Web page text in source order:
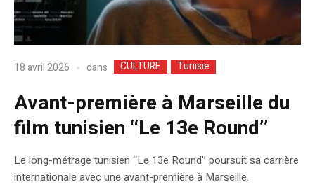
18 avril 2026 dans CULTURE Tunisie
Avant-première à Marseille du
film tunisien ‘‘Le 13e Round’’
Le long-métrage tunisien ‘‘Le 13e Round’’ poursuit sa carrière
internationale avec une avant-première à Marseille.